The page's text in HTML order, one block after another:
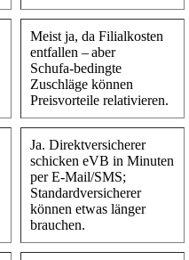
Meist ja, da Filialkosten
entfallen – aber
Schufa‑bedingte
Zuschläge können
Preisvorteile relativieren.
Ja. Direktversicherer
schicken eVB in Minuten
per E‑Mail/SMS;
Standardversicherer
können etwas länger
brauchen.